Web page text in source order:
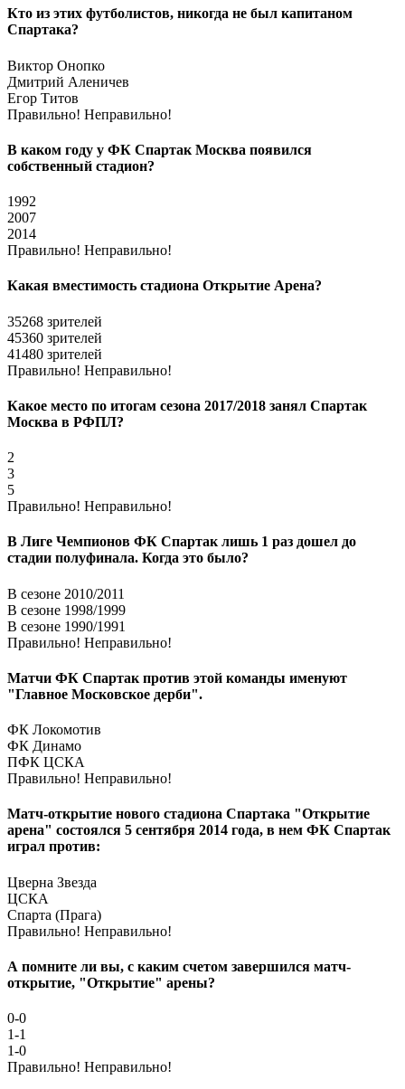
Кто из этих футболистов, никогда не был капитаном
Спартака?
Виктор Онопко
Дмитрий Аленичев
Егор Титов
Правильно! Неправильно!
В каком году у ФК Спартак Москва появился
собственный стадион?
1992
2007
2014
Правильно! Неправильно!
Какая вместимость стадиона Открытие Арена?
35268 зрителей
45360 зрителей
41480 зрителей
Правильно! Неправильно!
Какое место по итогам сезона 2017/2018 занял Спартак
Москва в РФПЛ?
2
3
5
Правильно! Неправильно!
В Лиге Чемпионов ФК Спартак лишь 1 раз дошел до
стадии полуфинала. Когда это было?
В сезоне 2010/2011
В сезоне 1998/1999
В сезоне 1990/1991
Правильно! Неправильно!
Матчи ФК Спартак против этой команды именуют
"Главное Московское дерби".
ФК Локомотив
ФК Динамо
ПФК ЦСКА
Правильно! Неправильно!
Матч-открытие нового стадиона Спартака "Открытие
арена" состоялся 5 сентября 2014 года, в нем ФК Спартак
играл против:
Цверна Звезда
ЦСКА
Спарта (Прага)
Правильно! Неправильно!
А помните ли вы, с каким счетом завершился матч-
открытие, "Открытие" арены?
0-0
1-1
1-0
Правильно! Неправильно!